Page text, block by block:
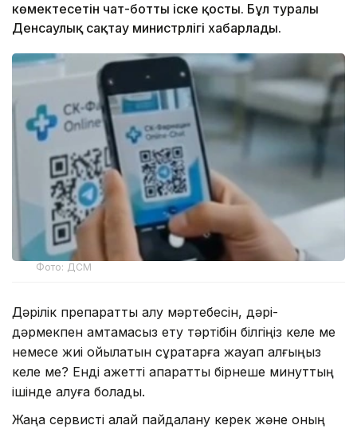
көмектесетін чат-ботты іске қосты. Бұл туралы
Денсаулық сақтау министрлігі хабарлады.
Фото: ДСМ
Дәрілік препаратты алу мәртебесін, дәрі-
дәрмекпен қамтамасыз ету тәртібін білгіңіз келе ме
немесе жиі қойылатын сұрақтарға жауап алғыңыз
келе ме? Енді қажетті ақпаратты бірнеше минуттың
ішінде алуға болады.
Жаңа сервисті қалай пайдалану керек және оның